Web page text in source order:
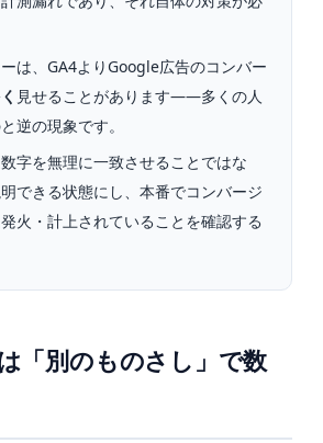
は、GA4よりGoogle広告のコンバー
見せることがあります——多くの人
逆の現象です。
字を無理に一致させることではな
できる状態にし、本番でコンバージ
火・計上されていることを確認する
「別のものさし」で数